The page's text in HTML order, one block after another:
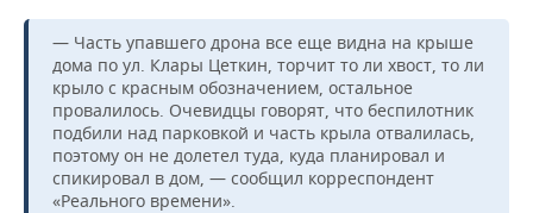
ВОДНЫЕ ВИДЫ СПОРТА
ХОККЕЙ С МЯЧОМ
ОБРАЗОВАНИЕ
ПРОИСШЕСТВИЯ
— Часть упавшего дрона все еще видна на крыше
дома по ул. Клары Цеткин, торчит то ли хвост, то ли
крыло с красным обозначением, остальное
провалилось. Очевидцы говорят, что беспилотник
подбили над парковкой и часть крыла отвалилась,
поэтому он не долетел туда, куда планировал и
спикировал в дом, — сообщил корреспондент
«Реального времени».